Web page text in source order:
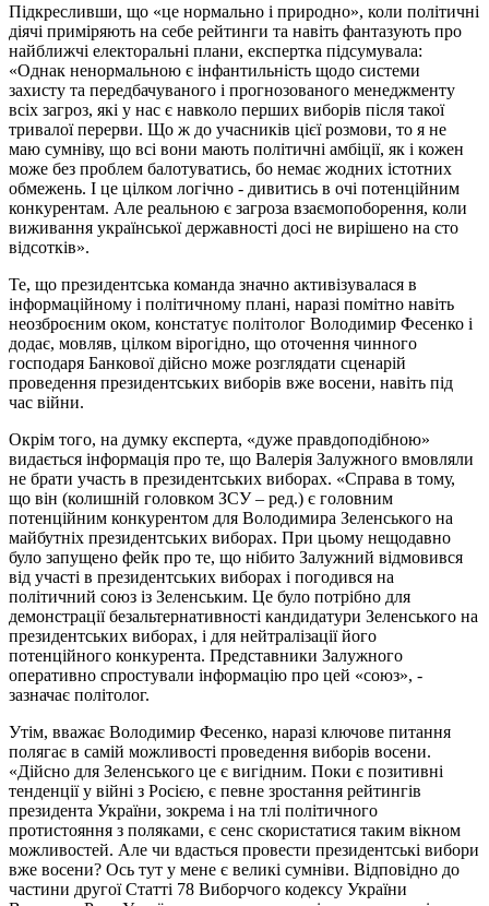
Підкресливши, що «це нормально і природно», коли політичні
діячі приміряють на себе рейтинги та навіть фантазують про
найближчі електоральні плани, експертка підсумувала:
«Однак ненормальною є інфантильність щодо системи
захисту та передбачуваного і прогнозованого менеджменту
всіх загроз, які у нас є навколо перших виборів після такої
тривалої перерви. Що ж до учасників цієї розмови, то я не
маю сумніву, що всі вони мають політичні амбіції, як і кожен
може без проблем балотуватись, бо немає жодних істотних
обмежень. І це цілком логічно - дивитись в очі потенційним
конкурентам. Але реальною є загроза взаємопоборення, коли
виживання української державності досі не вирішено на сто
відсотків».
Те, що президентська команда значно активізувалася в
інформаційному і політичному плані, наразі помітно навіть
неозброєним оком, констатує політолог Володимир Фесенко і
додає, мовляв, цілком вірогідно, що оточення чинного
господаря Банкової дійсно може розглядати сценарій
проведення президентських виборів вже восени, навіть під
час війни.
Окрім того, на думку експерта, «дуже правдоподібною»
видається інформація про те, що Валерія Залужного вмовляли
не брати участь в президентських виборах. «Справа в тому,
що він (колишній головком ЗСУ – ред.) є головним
потенційним конкурентом для Володимира Зеленського на
майбутніх президентських виборах. При цьому нещодавно
було запущено фейк про те, що нібито Залужний відмовився
від участі в президентських виборах і погодився на
політичний союз із Зеленським. Це було потрібно для
демонстрації безальтернативності кандидатури Зеленського на
президентських виборах, і для нейтралізації його
потенційного конкурента. Представники Залужного
оперативно спростували інформацію про цей «союз», -
зазначає політолог.
Утім, вважає Володимир Фесенко, наразі ключове питання
полягає в самій можливості проведення виборів восени.
«Дійсно для Зеленського це є вигідним. Поки є позитивні
тенденції у війні з Росією, є певне зростання рейтингів
президента України, зокрема і на тлі політичного
протистояння з поляками, є сенс скористатися таким вікном
можливостей. Але чи вдасться провести президентські вибори
вже восени? Ось тут у мене є великі сумніви. Відповідно до
частини другої Статті 78 Виборчого кодексу України